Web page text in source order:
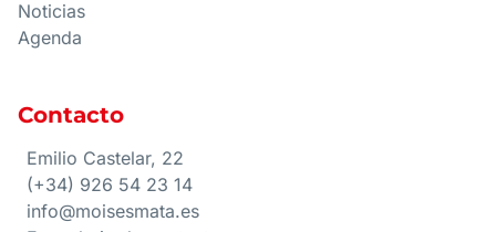
Noticias
Agenda
Contacto
Emilio Castelar, 22
(+34) 926 54 23 14
info@moisesmata.es